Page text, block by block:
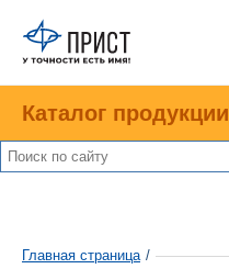
Каталог продукции
Главная страница /